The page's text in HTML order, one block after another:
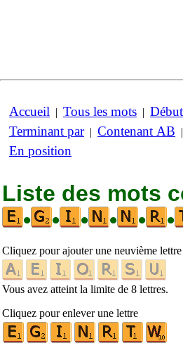
Accueil | Tous les mots |
Terminant par| Contenant AB |
En position
Liste des mots
•
• • • • •
Cliquez pour ajouter une neuvième lettre
Vous avez atteint la limite de 8 lettres.
Cliquez pour enlever une lettre